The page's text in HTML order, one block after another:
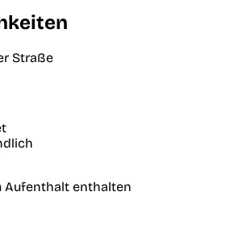
Straße
Aufenthalt enthalten